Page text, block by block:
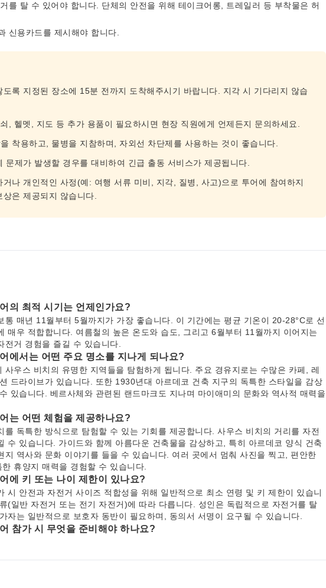
를 탈 수 있어야 합니다. 단체의 안전을 위해 테이크어롱, 트레일러 등 부착물은 허
신용카드를 제시해야 합니다.
도록 지정된 장소에 15분 전까지 도착해주시기 바랍니다. 지각 시 기다리지 않습
, 헬멧, 지도 등 추가 용품이 필요하시면 현장 직원에게 언제든지 문의하세요.
착용하고, 물병을 지참하며, 자외선 차단제를 사용하는 것이 좋습니다.
문제가 발생할 경우를 대비하여 긴급 출동 서비스가 제공됩니다.
거나 개인적인 사정(예: 여행 서류 미비, 지각, 질병, 사고)으로 투어에 참여하지
은 제공되지 않습니다.
의 최적 시기는 언제인가요?
통 매년 11월부터 5월까지가 가장 좋습니다. 이 기간에는 평균 기온이 20-28°C로 선
매우 적합합니다. 여름철의 높은 온도와 습도, 그리고 6월부터 11월까지 이어지는
거 경험을 즐길 수 있습니다.
에서는 어떤 주요 명소를 지나게 되나요?
사우스 비치의 유명한 지역들을 탐험하게 됩니다. 주요 경유지로는 수많은 카페, 레
드라이브가 있습니다. 또한 1930년대 아르데코 건축 지구의 독특한 스타일을 감상
있습니다. 베르사체와 관련된 랜드마크도 지나며 마이애미의 문화와 역사적 매력을
는 어떤 체험을 제공하나요?
를 독특한 방식으로 탐험할 수 있는 기회를 제공합니다. 사우스 비치의 거리를 자전
수 있습니다. 가이드와 함께 아름다운 건축물을 감상하고, 특히 아르데코 양식 건축
지 역사와 문화 이야기를 들을 수 있습니다. 여러 곳에서 멈춰 사진을 찍고, 편안한
휴양지 매력을 경험할 수 있습니다.
에 키 또는 나이 제한이 있나요?
시 안전과 자전거 사이즈 적합성을 위해 일반적으로 최소 연령 및 키 제한이 있습니
(일반 자전거 또는 전기 자전거)에 따라 다릅니다. 성인은 독립적으로 자전거를 탈
자는 일반적으로 보호자 동반이 필요하며, 동의서 서명이 요구될 수 있습니다.
참가 시 무엇을 준비해야 하나요?
에서 베르사체에 대한 어떤 역사적 이야기를 소개하나요?